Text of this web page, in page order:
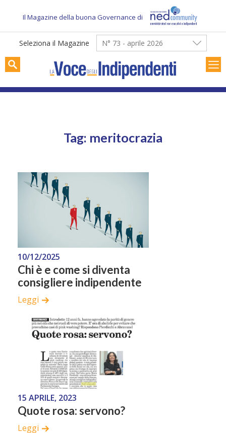
content
Il Magazine della buona Governance di
Seleziona il Magazine N° 73 - aprile 2026
Tag: meritocrazia
10/12/2025
Chi è e come si diventa
consigliere indipendente
Leggi
15 APRILE, 2023
Quote rosa: servono?
Leggi